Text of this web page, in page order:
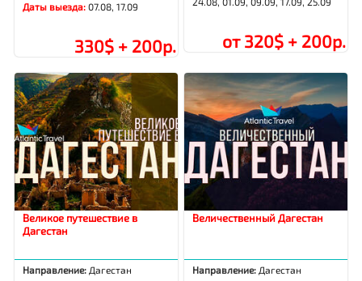
Даты выезда:07.08, 17.09
330$ + 200р. от 320$ + 200р.
Великое путешествие в
Дагестан
Направление: Дагестан
Величественный Дагестан
Направление: Дагестан